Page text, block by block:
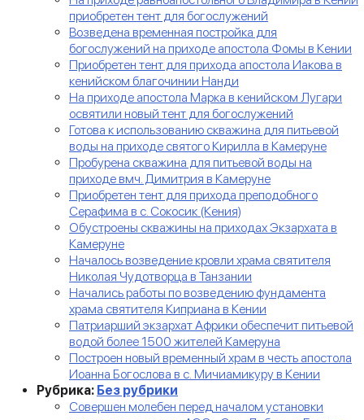
приобретен тент для богослужений
Возведена временная постройка для
богослужений на приходе апостола Фомы в Кении
Приобретен тент для прихода апостола Иакова в
кенийском благочинии Нанди
На приходе апостола Марка в кенийском Лугари
освятили новый тент для богослужений
Готова к использованию скважина для питьевой
воды на приходе святого Кирилла в Камеруне
Пробурена скважина для питьевой воды на
приходе вмч. Димитрия в Камеруне
Приобретен тент для прихода преподобного
Серафима в с. Сокосик (Кения)
Обустроены скважины на приходах Экзархата в
Камеруне
Началось возведение кровли храма святителя
Николая Чудотворца в Танзании
Начались работы по возведению фундамента
храма святителя Киприана в Кении
Патриарший экзархат Африки обеспечит питьевой
водой более 1500 жителей Камеруна
Построен новый временный храм в честь апостола
Иоанна Богослова в с. Мичиамикуру в Кении
Рубрика: Без рубрики
Совершен молебен перед началом установки